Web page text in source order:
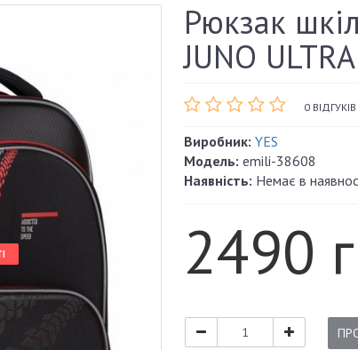
Рюкзак
JUNO
0 ВІДГУКІВ
Виробник: YES
Модель: emili-38608
Наявність: Немає в
2490